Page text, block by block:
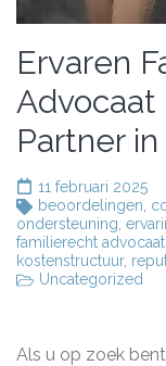
Ervaren
Partner
11 februari 2025
beoordelingen
ondersteuning
familierecht
kostenstructuur,
Uncategorized
Als u op zoek